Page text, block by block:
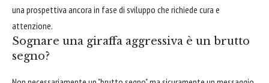
una prospettiva ancora in fase di sviluppo che richiede cura e
attenzione.
Sognare una giraffa aggressiva è un brutto
segno?